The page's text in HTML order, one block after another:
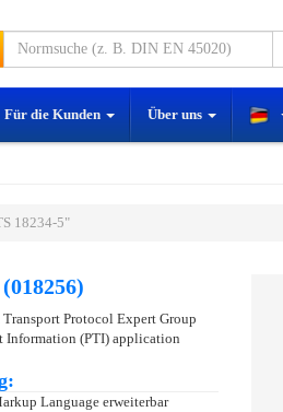
Für die Kunden Über uns
18234-5"
Protocol Expert Group
Information (PTI) application
Language erweiterbar